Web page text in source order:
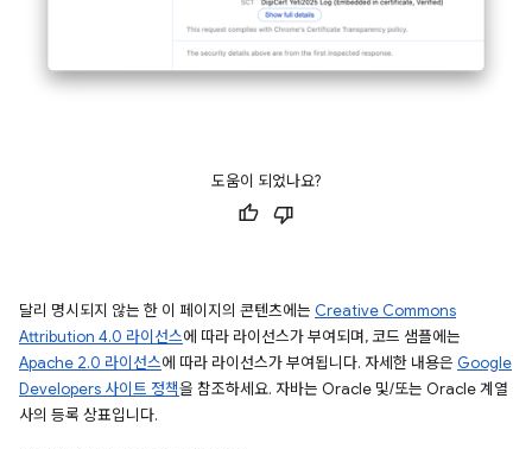
도움이 되었나요?
달리 명시되지 않는 한 이 페이지의 콘텐츠에는 Creative Commons
Attribution 4.0 라이선스에 따라 라이선스가 부여되며, 코드 샘플에는
Apache 2.0 라이선스에 따라 라이선스가 부여됩니다. 자세한 내용은 Google
Developers 사이트 정책을 참조하세요. 자바는 Oracle 및/또는 Oracle 계열
사의 등록 상표입니다.